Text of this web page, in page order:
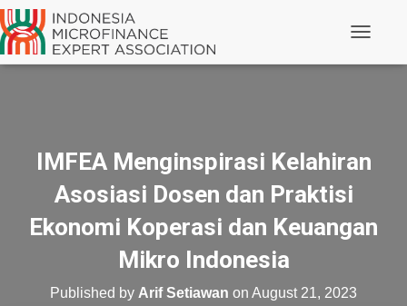
IMFEA Menginspirasi Kelahiran
Asosiasi Dosen dan Praktisi
Ekonomi Koperasi dan Keuangan
Mikro Indonesia
Published by Arif Setiawan on August 21, 2023